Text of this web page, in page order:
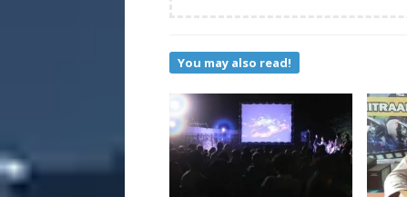
You may also read!